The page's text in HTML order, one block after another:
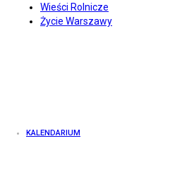
Wieści Rolnicze
Życie Warszawy
KALENDARIUM